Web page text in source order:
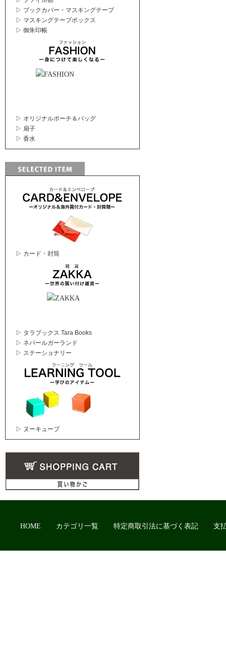
▷ ブックカバー・マスキングテープ
▷ マスキングテープボックス
▷ 御朱印帳
▷ オリジナルポーチ＆バッグ
▷ 扇子
▷ 香水
▷ カード・封筒
▷ タラブックス Tara Books
▷ ネパールガーランド
▷ ステーショナリー
▷ ヌーキューブ
HOME カテゴリ一覧 特定商取引法に基づく表記 支